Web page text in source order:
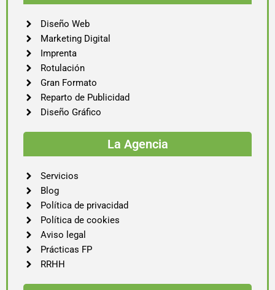
Diseño Web
Marketing Digital
Imprenta
Rotulación
Gran Formato
Reparto de Publicidad
Diseño Gráfico
La Agencia
Servicios
Blog
Política de privacidad
Política de cookies
Aviso legal
Prácticas FP
RRHH